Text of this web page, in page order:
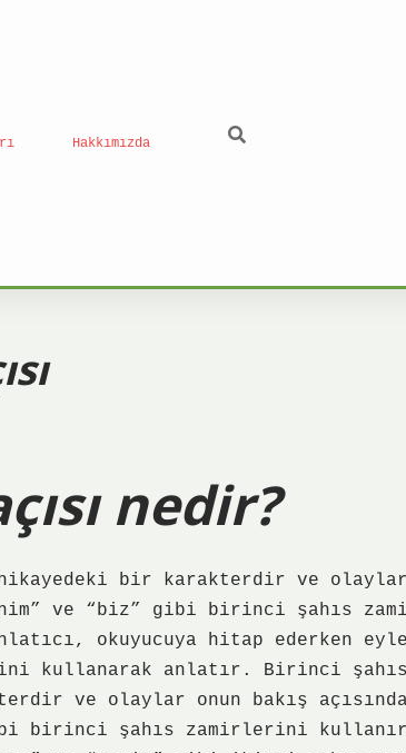
Hakkımızda
nedir?
bir karakterdir ve olaylar
ve “biz” gibi birinci şahıs
okuyucuya hitap ederken
kullanarak anlatır. Birinci şahıs
ve olaylar onun bakış
birinci şahıs zamirlerini